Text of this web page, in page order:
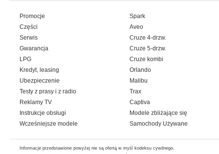
Promocje
Części
Serwis
Gwarancja
LPG
Kredyt, leasing
Ubezpieczenie
Testy z prasy i z radio
Reklamy TV
Instrukcje obsługi
Wcześniejsze modele
Spark
Aveo
Cruze 4-drzw.
Cruze 5-drzw.
Cruze kombi
Orlando
Malibu
Trax
Captiva
Modele zbliżające się
Samochody Używane
Informacje przedstawione powyżej nie są ofertą w myśl kodeksu cywilnego.